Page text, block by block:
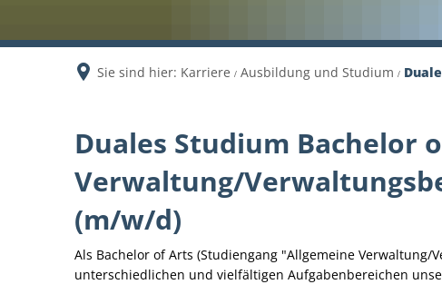
Sie sind hier: Karriere Ausbildung und Studium
Duales
Studium
Allgemeine
Verwaltung
Duales Studium Bachelor
Verwaltung/
(m/w/d)
Als Bachelor of Arts (Studiengang "Allgemeine
unterschiedlichen und vielfältigen Aufgabenbereichen